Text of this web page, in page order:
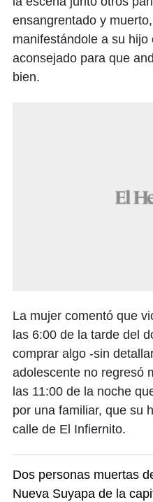
ensangrentado y
manifestándole a su
aconsejado para que
bien.
La mujer comentó que
las 6:00 de la tarde del
comprar algo -sin
adolescente no regresó
las 11:00 de la noche
por una familiar, que su
calle de El Infiernito.
Dos personas muertas
Nueva Suyapa de la